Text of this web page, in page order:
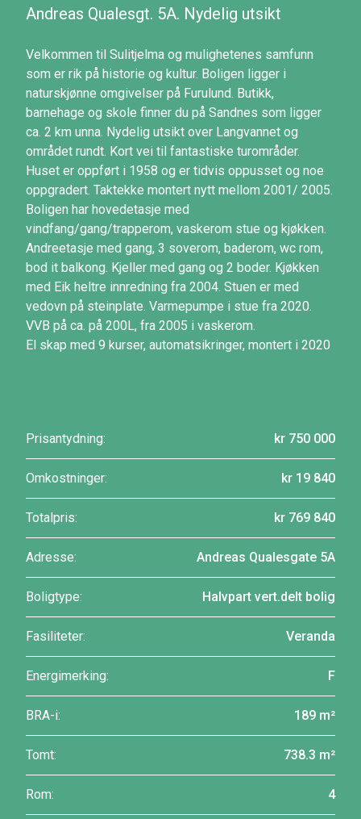
Andreas Qualesgt. 5A. Nydelig utsikt
Velkommen til Sulitjelma og mulighetenes samfunn
som er rik på historie og kultur. Boligen ligger i
naturskjønne omgivelser på Furulund. Butikk,
barnehage og skole finner du på Sandnes som ligger
ca. 2 km unna. Nydelig utsikt over Langvannet og
området rundt. Kort vei til fantastiske turområder.
Huset er oppført i 1958 og er tidvis oppusset og noe
oppgradert. Taktekke montert nytt mellom 2001/ 2005.
Boligen har hovedetasje med
vindfang/gang/trapperom, vaskerom stue og kjøkken.
Andreetasje med gang, 3 soverom, baderom, wc rom,
bod it balkong. Kjeller med gang og 2 boder. Kjøkken
med Eik heltre innredning fra 2004. Stuen er med
vedovn på steinplate. Varmepumpe i stue fra 2020.
VVB på ca. på 200L, fra 2005 i vaskerom.
El skap med 9 kurser, automatsikringer, montert i 2020
Prisantydning: kr 750 000
Omkostninger: kr 19 840
Totalpris: kr 769 840
Adresse: Andreas Qualesgate 5A
Boligtype: Halvpart vert.delt bolig
Fasiliteter: Veranda
Energimerking: F
BRA-i: 189 m²
Tomt: 738.3 m²
Rom: 4